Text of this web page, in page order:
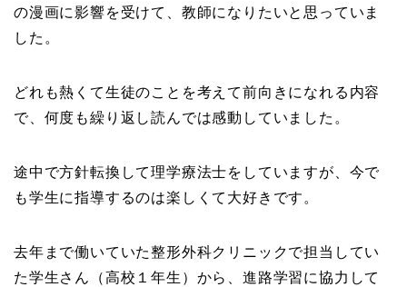
の漫画に影響を受けて、教師になりたいと思っていま
した。
どれも熱くて生徒のことを考えて前向きになれる内容
で、何度も繰り返し読んでは感動していました。
途中で方針転換して理学療法士をしていますが、今で
も学生に指導するのは楽しくて大好きです。
去年まで働いていた整形外科クリニックで担当してい
た学生さん（高校１年生）から、進路学習に協力して